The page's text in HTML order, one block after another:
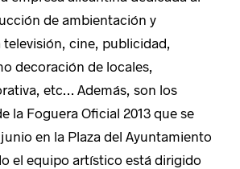
de ambientación y
cine, publicidad,
decoración de locales,
etc… Además, son los
la Foguera Oficial 2013 que se
en la Plaza del Ayuntamiento
el equipo artístico está dirigido